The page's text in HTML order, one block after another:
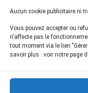
Aucun cookie publicitaire ni
Vous pouvez accepter ou
n'affecte pas le
tout moment via le lien
savoir plus : voir notre page
Inscrivez-